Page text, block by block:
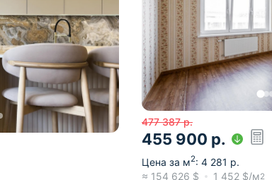
477 387 р.
455 900 р.
Цена за м2: 4 281 р.
≈ 154 626 $ 1 452 $/м2